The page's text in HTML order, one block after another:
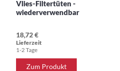
Vlies-Filtertüten -
wiederverwendbar
18,72 €
Lieferzeit
1-2 Tage
Zum Produkt